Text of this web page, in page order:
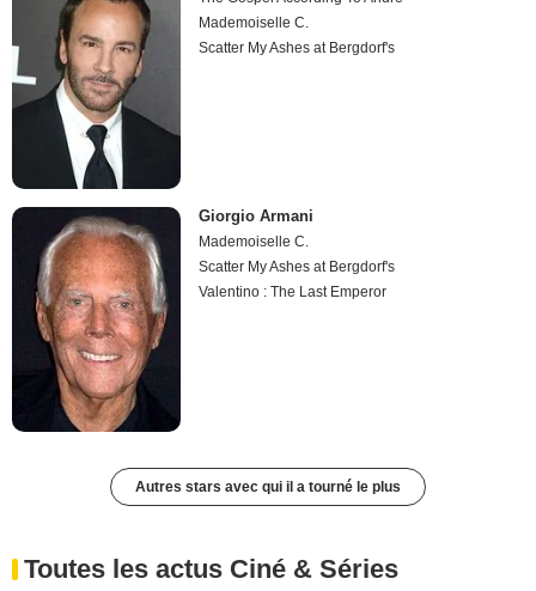
Mademoiselle C.
Scatter My Ashes at Bergdorf's
Giorgio Armani
Mademoiselle C.
Scatter My Ashes at Bergdorf's
Valentino : The Last Emperor
Autres stars avec qui il a tourné le plus
Toutes les actus Ciné & Séries